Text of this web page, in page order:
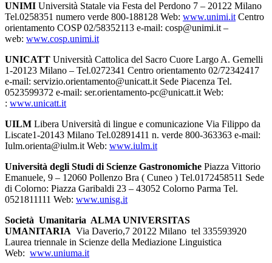
UNIMI Università Statale via Festa del Perdono 7 – 20122 Milano
Tel.0258351 numero verde 800-188128 Web: www.unimi.it Centro
orientamento COSP 02/58352113 e-mail: cosp@unimi.it –
web: www.cosp.unimi.it
UNICATT Università Cattolica del Sacro Cuore Largo A. Gemelli
1-20123 Milano – Tel.0272341 Centro orientamento 02/72342417
e-mail: servizio.orientamento@unicatt.it Sede Piacenza Tel.
0523599372 e-mail: ser.orientamento-pc@unicatt.it Web:
: www.unicatt.it
UILM Libera Università di lingue e comunicazione Via Filippo da
Liscate1-20143 Milano Tel.02891411 n. verde 800-363363 e-mail:
Iulm.orienta@iulm.it Web: www.iulm.it
Università degli Studi di Scienze Gastronomiche Piazza Vittorio
Emanuele, 9 – 12060 Pollenzo Bra ( Cuneo ) Tel.0172458511 Sede
di Colorno: Piazza Garibaldi 23 – 43052 Colorno Parma Tel.
0521811111 Web: www.unisg.it
Società Umanitaria ALMA UNIVERSITAS
UMANITARIA Via Daverio,7 20122 Milano tel 335593920
Laurea triennale in Scienze della Mediazione Linguistica
Web: www.uniuma.it